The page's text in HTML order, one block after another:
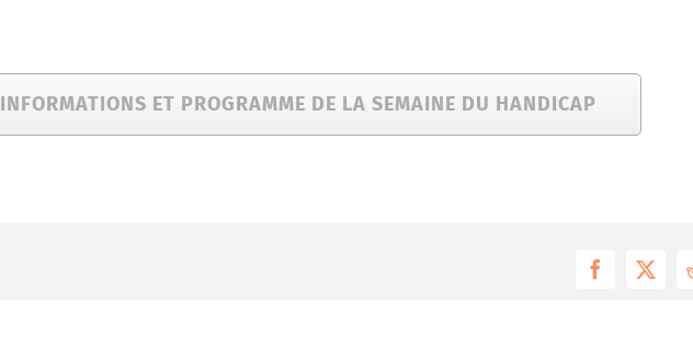
INFORMATIONS ET PROGRAMME DE LA SEMAINE DU HANDICAP
Facebook
X